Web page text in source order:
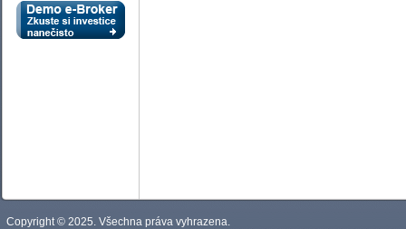
Copyright © 2025. Všechna práva vyhrazena.